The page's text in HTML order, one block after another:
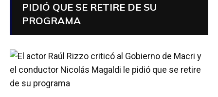
PIDIÓ QUE SE RETIRE DE SU
PROGRAMA